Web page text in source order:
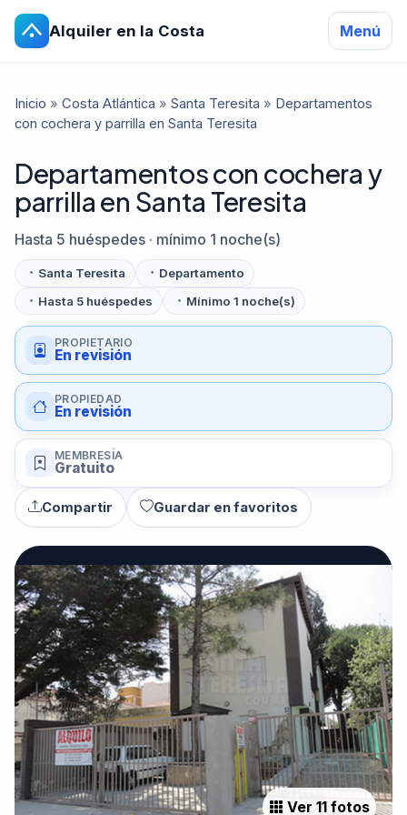
Alquiler en la Costa Menú
Inicio » Costa Atlántica » Santa Teresita » Departamentos
con cochera y parrilla en Santa Teresita
Departamentos con cochera y
parrilla en Santa Teresita
Hasta 5 huéspedes · mínimo 1 noche(s)
Santa Teresita
Departamento
Hasta 5 huéspedes
Mínimo 1 noche(s)
PROPIETARIO
En revisión
PROPIEDAD
En revisión
MEMBRESÍA
Gratuito
Compartir Guardar en favoritos
Ver 11 fotos